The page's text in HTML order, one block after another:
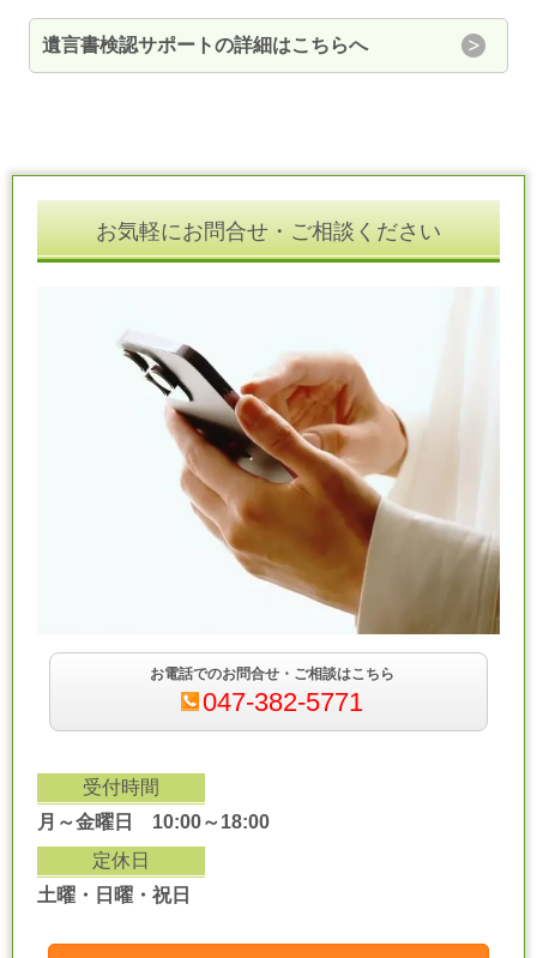
遺言書検認サポートの詳細はこちらへ
お気軽にお問合せ・ご相談ください
お電話でのお問合せ・ご相談はこちら
047-382-5771
受付時間
月～金曜日 10:00～18:00
定休日
土曜・日曜・祝日